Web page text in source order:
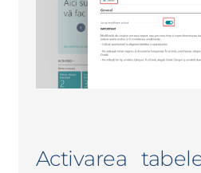
Activarea